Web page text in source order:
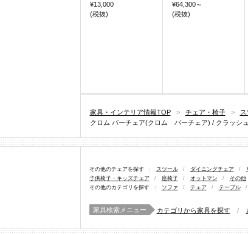
¥13,000
(税抜)
¥64,300～
(税抜)
家具・インテリア情報TOP > チェア・椅子 >
クロム バーチェア(クロム バーチェア) / クラッシ
その他のチェアを探す : スツール / ダイニングチェア /
子供椅子・キッズチェア
/ 座椅子 / オットマン / その他
その他のカテゴリを探す
: ソファ / チェア / テーブル /
家具検索メニュー カテゴリから家具を探す /